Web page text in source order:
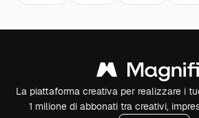
La piattaforma creativa per realizzare i
1 milione di abbonati tra creativi,